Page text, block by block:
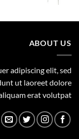
ABOUT US
adipiscing elit, sed
ut laoreet dolore
erat volutpat.